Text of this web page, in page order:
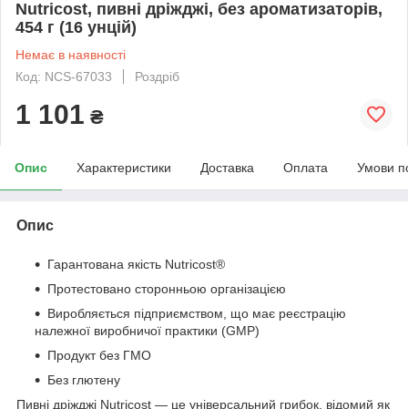
Nutricost, пивні дріжджі, без ароматизаторів,
454 г (16 унцій)
Немає в наявності
Код: NCS-67033
Роздріб
1 101 ₴
Опис Характеристики Доставка Оплата Умови
Опис
Гарантована якість Nutricost®
Протестовано сторонньою організацією
Виробляється підприємством, що має реєстрацію
належної виробничої практики (GMP)
Продукт без ГМО
Без глютену
Пивні дріжджі Nutricost — це універсальний грибок, відомий як